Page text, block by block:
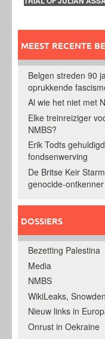
MEEST RECENTE
Belgen streden 90
oprukkende
Al wie het niet met
Elke treinreiziger
NMBS?
Erik Todts
fondsenwerving
De Britse Keir
genocide-ontkenner
DOSSIERS
Bezetting Palestina
Media
NMBS
WikiLeaks,
Nieuw links in
Onrust in Oekraine